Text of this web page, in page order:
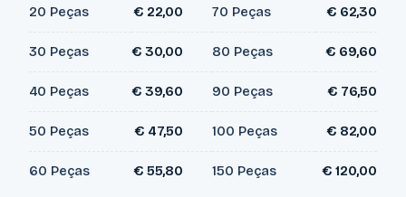
20 Peças € 22,00 70 Peças € 62,30
30 Peças € 30,00 80 Peças € 69,60
40 Peças € 39,60 90 Peças € 76,50
50 Peças € 47,50 100 Peças € 82,00
60 Peças € 55,80 150 Peças € 120,00